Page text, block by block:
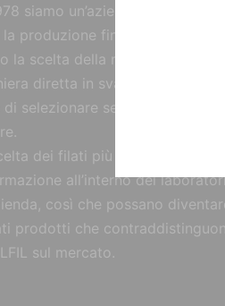
siamo un’azienda strutturata
produzione fin dall’origine,
la scelta della materia prima,
diretta in svariate parti del
di selezionare sempre il prodotto
dei filati più pregiati, segue la
all’interno dei
così che possano
prodotti che
sul mercato.